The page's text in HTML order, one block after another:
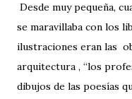
Desde muy pequeña,
se maravillaba con los
ilustraciones eran las
arquitectura , “los
dibujos de las poesías